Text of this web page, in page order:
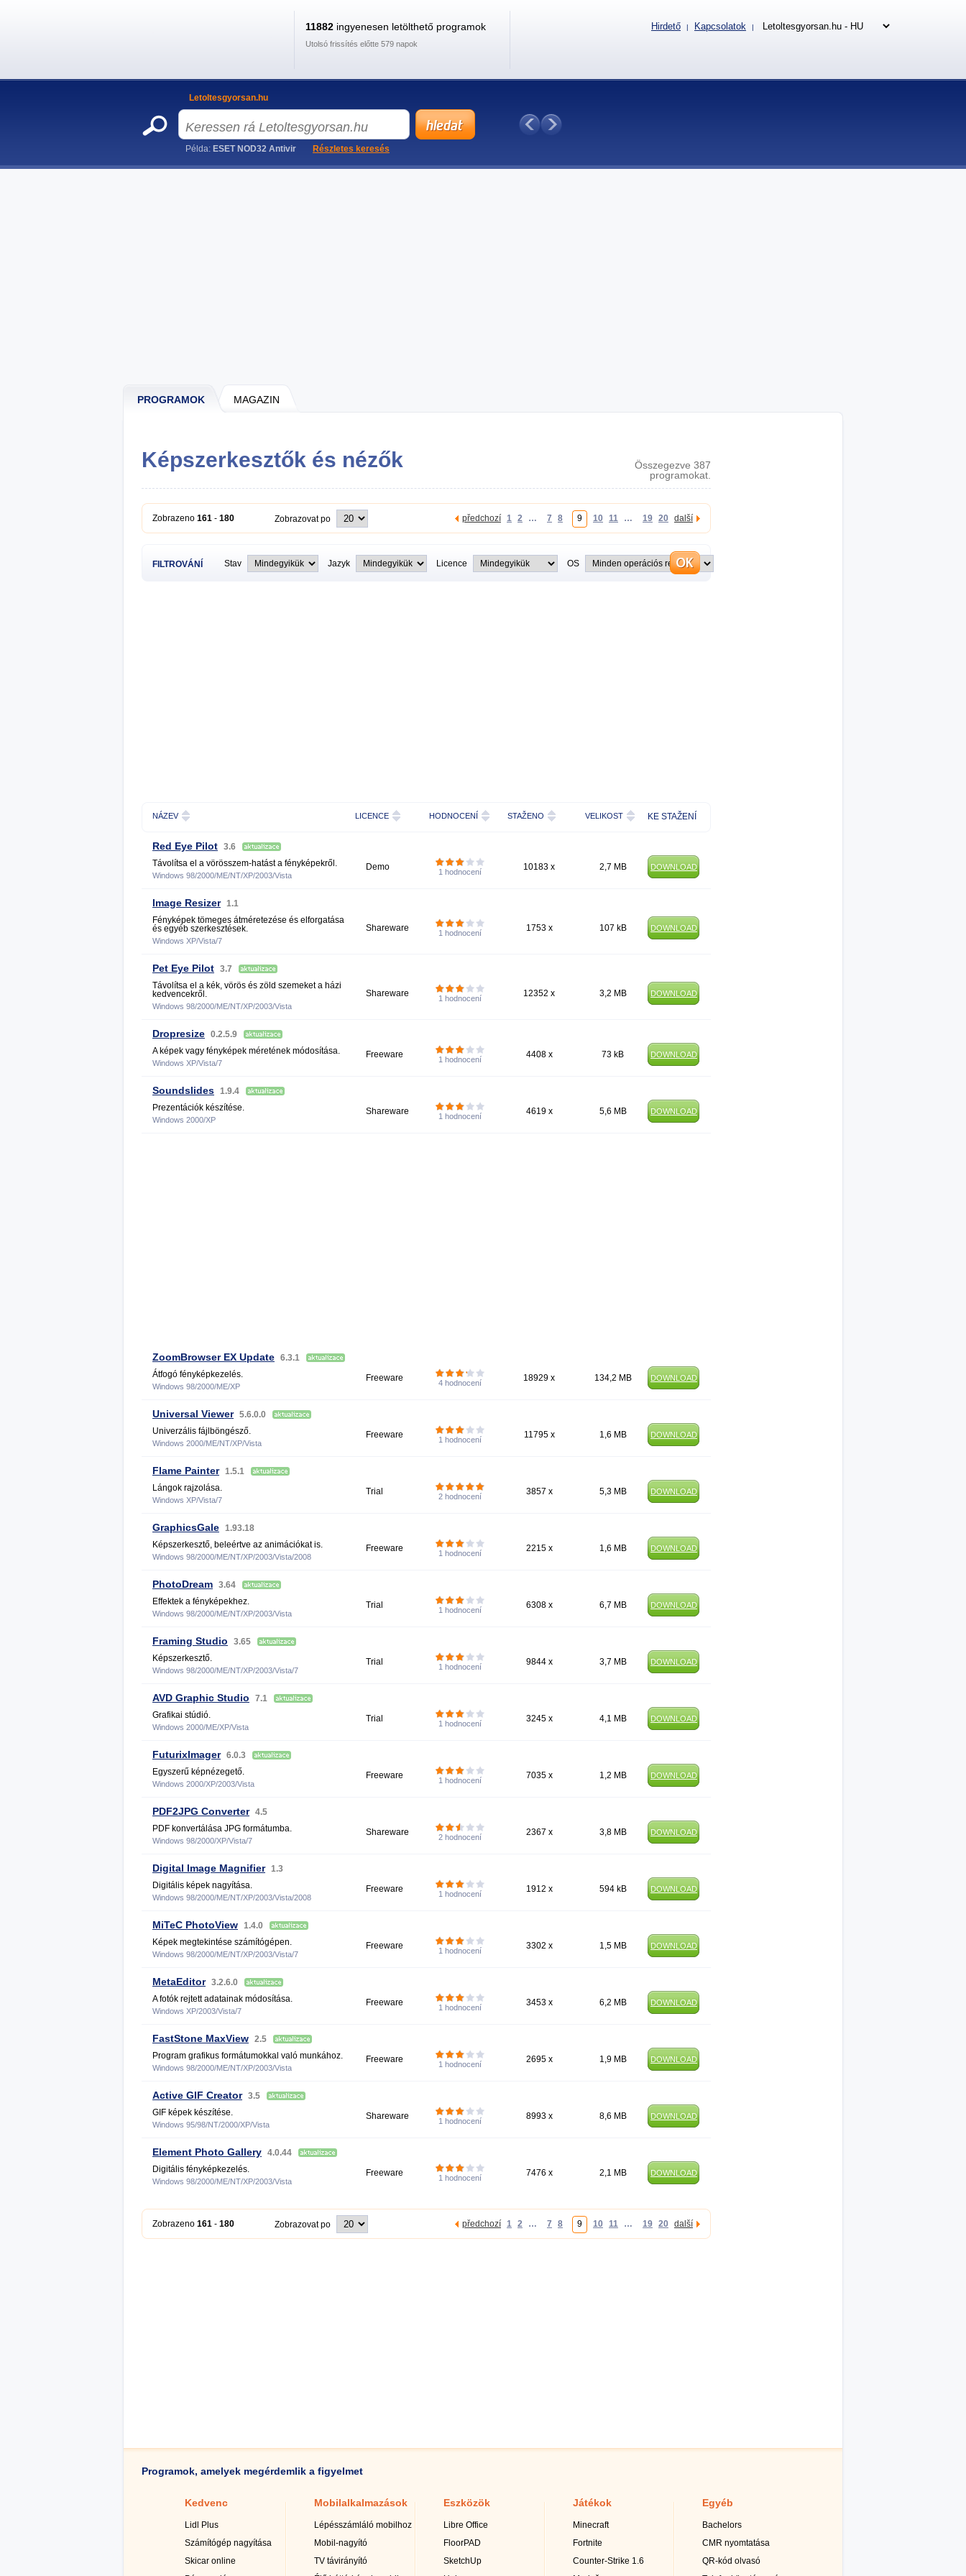
PROGRAMOK MAGAZIN
Képszerkesztők és nézők
Összegezve 387
programokat.
Zobrazeno 161 - 180 Zobrazovat po předchozí 1 2 … 7 8 9 10 11 … 19 20 další
FILTROVÁNÍ Stav Jazyk Licence OS
NÁZEV LICENCE HODNOCENÍ STAŽENO VELIKOST KE STAŽENÍ
Red Eye Pilot 3.6
Távolítsa el a vörösszem-hatást a fényképekről.
Windows 98/2000/ME/NT/XP/2003/Vista
Demo 1 hodnocení 10183 x 2,7 MB DOWNLOAD
Image Resizer 1.1
Fényképek tömeges átméretezése és elforgatása
és egyéb szerkesztések.
Windows XP/Vista/7
Shareware 1 hodnocení 1753 x 107 kB DOWNLOAD
Pet Eye Pilot 3.7
Távolítsa el a kék, vörös és zöld szemeket a házi
kedvencekről.
Windows 98/2000/ME/NT/XP/2003/Vista
Shareware 1 hodnocení 12352 x 3,2 MB DOWNLOAD
Dropresize 0.2.5.9
A képek vagy fényképek méretének módosítása.
Windows XP/Vista/7
Freeware 1 hodnocení 4408 x 73 kB DOWNLOAD
Soundslides 1.9.4
Prezentációk készítése.
Windows 2000/XP
Shareware 1 hodnocení 4619 x 5,6 MB DOWNLOAD
ZoomBrowser EX Update 6.3.1
Átfogó fényképkezelés.
Windows 98/2000/ME/XP
Freeware 4 hodnocení 18929 x 134,2 MB DOWNLOAD
Universal Viewer 5.6.0.0
Univerzális fájlböngésző.
Windows 2000/ME/NT/XP/Vista
Freeware 1 hodnocení 11795 x 1,6 MB DOWNLOAD
Flame Painter 1.5.1
Lángok rajzolása.
Windows XP/Vista/7
Trial 2 hodnocení 3857 x 5,3 MB DOWNLOAD
GraphicsGale 1.93.18
Képszerkesztő, beleértve az animációkat is.
Windows 98/2000/ME/NT/XP/2003/Vista/2008
Freeware 1 hodnocení 2215 x 1,6 MB DOWNLOAD
PhotoDream 3.64
Effektek a fényképekhez.
Windows 98/2000/ME/NT/XP/2003/Vista
Trial 1 hodnocení 6308 x 6,7 MB DOWNLOAD
Framing Studio
3.65
Képszerkesztő.
Windows 98/2000/ME/NT/XP/2003/Vista/7
Trial 1 hodnocení 9844 x 3,7 MB DOWNLOAD
AVD Graphic Studio
7.1
Grafikai stúdió.
Windows 2000/ME/XP/Vista
Trial 1 hodnocení 3245 x 4,1 MB DOWNLOAD
FuturixImager 6.0.3
Egyszerű képnézegető.
Windows 2000/XP/2003/Vista
Freeware 1 hodnocení 7035 x 1,2 MB DOWNLOAD
PDF2JPG Converter 4.5
PDF konvertálása JPG formátumba.
Windows 98/2000/XP/Vista/7
Shareware 2 hodnocení 2367 x 3,8 MB DOWNLOAD
Digital Image Magnifier 1.3
Digitális képek nagyítása.
Windows 98/2000/ME/NT/XP/2003/Vista/2008
Freeware 1 hodnocení 1912 x 594 kB DOWNLOAD
MiTeC PhotoView 1.4.0
Képek megtekintése számítógépen.
Windows 98/2000/ME/NT/XP/2003/Vista/7
Freeware 1 hodnocení 3302 x 1,5 MB DOWNLOAD
MetaEditor 3.2.6.0
A fotók rejtett adatainak módosítása.
Windows XP/2003/Vista/7
Freeware 1 hodnocení 3453 x 6,2 MB DOWNLOAD
FastStone MaxView 2.5
Program grafikus formátumokkal való munkához.
Windows 98/2000/ME/NT/XP/2003/Vista
Freeware 1 hodnocení 2695 x 1,9 MB DOWNLOAD
Active GIF Creator 3.5
GIF képek készítése.
Windows 95/98/NT/2000/XP/Vista
Shareware 1 hodnocení 8993 x 8,6 MB DOWNLOAD
Element Photo Gallery 4.0.44
Digitális fényképkezelés.
Windows 98/2000/ME/NT/XP/2003/Vista
Freeware 1 hodnocení 7476 x 2,1 MB DOWNLOAD
Zobrazeno 161 - 180 Zobrazovat po předchozí 1 2 … 7 8 9 10 11 … 19 20 další
Programok, amelyek megérdemlik a figyelmet
Kedvenc
Lidl Plus
Számítógép nagyítása
Skicar online
Mobilalkalmazások
Lépésszámláló mobilhoz
Mobil-nagyító
TV távirányító
Eszközök
Libre Office
FloorPAD
SketchUp
Játékok
Minecraft
Fortnite
Counter-Strike 1.6
Egyéb
Bachelors
CMR nyomtatása
QR-kód olvasó
11882 ingyenesen letölthető programok
Utolsó frissítés előtte 579 napok
Hirdető | Kapcsolatok |
Letoltesgyorsan.hu
Példa: ESET NOD32 Antivir Részletes keresés